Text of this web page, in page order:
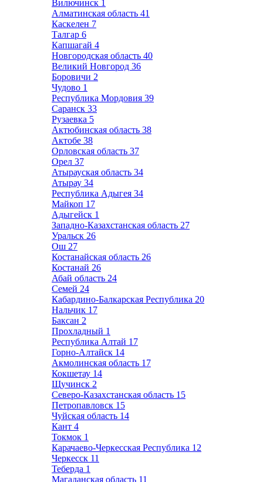
Вилючинск 1
Алматинская область 41
Каскелен 7
Талгар 6
Капшагай 4
Новгородская область 40
Великий Новгород 36
Боровичи 2
Чудово 1
Республика Мордовия 39
Саранск 33
Рузаевка 5
Актюбинская область 38
Актобе 38
Орловская область 37
Орел 37
Атырауская область 34
Атырау 34
Республика Адыгея 34
Майкоп 17
Адыгейск 1
Западно-Казахстанская область 27
Уральск 26
Ош 27
Костанайская область 26
Костанай 26
Абай область 24
Семей 24
Кабардино-Балкарская Республика 20
Нальчик 17
Баксан 2
Прохладный 1
Республика Алтай 17
Горно-Алтайск 14
Акмолинская область 17
Кокшетау 14
Щучинск 2
Северо-Казахстанская область 15
Петропавловск 15
Чуйская область 14
Кант 4
Токмок 1
Карачаево-Черкесская Республика 12
Черкесск 11
Теберда 1
Магаданская область 11